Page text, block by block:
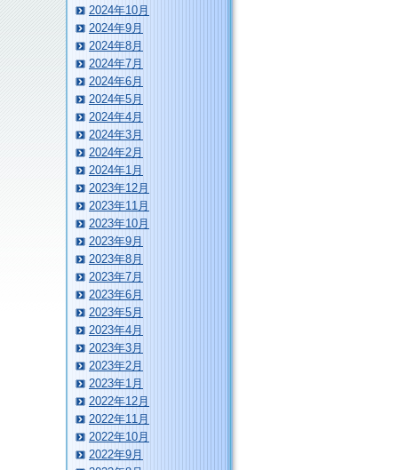
2024年10月
2024年9月
2024年8月
2024年7月
2024年6月
2024年5月
2024年4月
2024年3月
2024年2月
2024年1月
2023年12月
2023年11月
2023年10月
2023年9月
2023年8月
2023年7月
2023年6月
2023年5月
2023年4月
2023年3月
2023年2月
2023年1月
2022年12月
2022年11月
2022年10月
2022年9月